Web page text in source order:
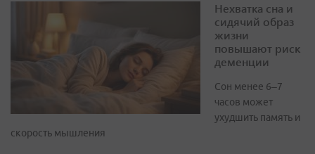
Нехватка сна и
сидячий образ
жизни
повышают риск
деменции
Сон менее 6–7
часов может
ухудшить память и
скорость мышления